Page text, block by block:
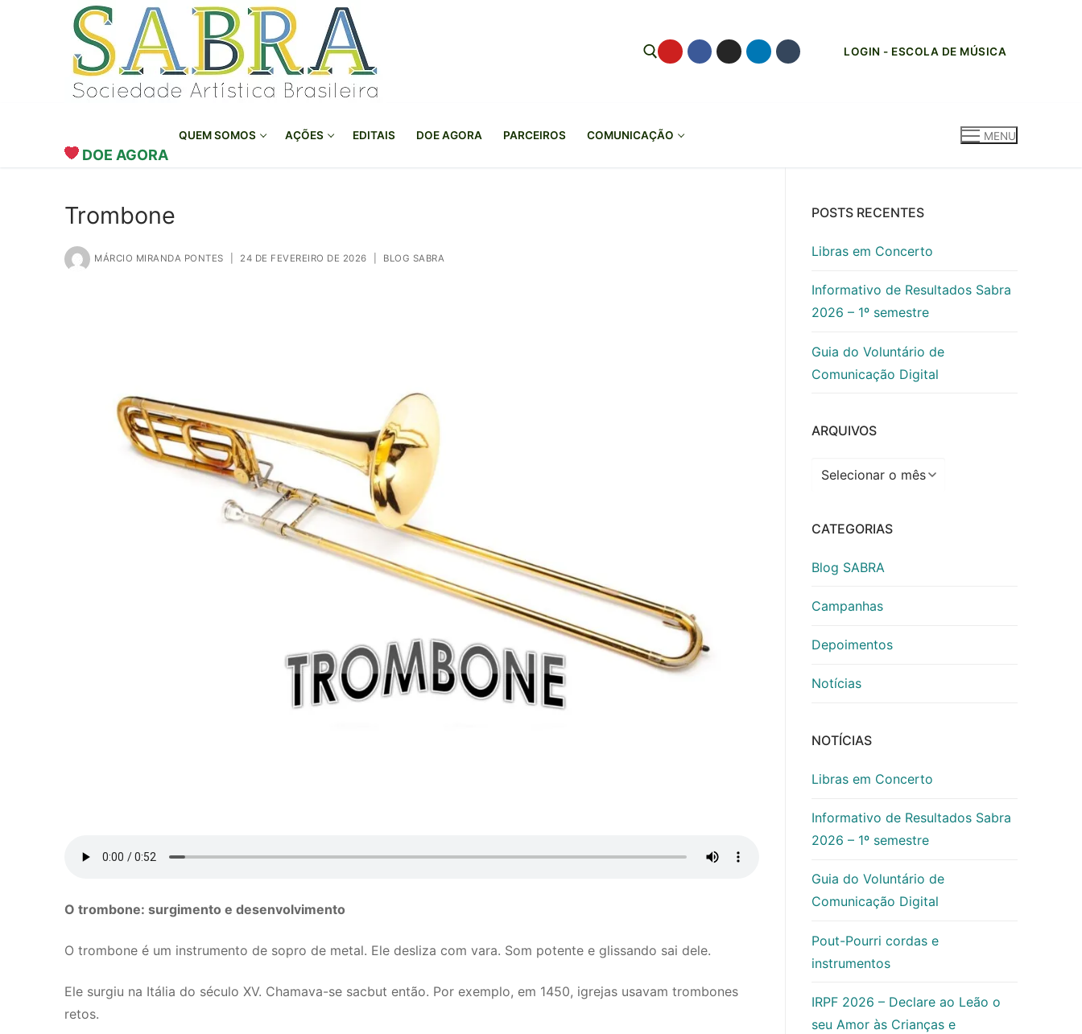
LOGIN - ESCOLA DE MÚSICA
DOE AGORA
QUEM SOMOS AÇÕES EDITAIS DOE AGORA PARCEIROS COMUNICAÇÃO MENU
Trombone
MÁRCIO MIRANDA PONTES 24 DE FEVEREIRO DE 2026 BLOG SABRA
O trombone: surgimento e desenvolvimento
O trombone é um instrumento de sopro de metal. Ele desliza com vara. Som potente e glissando sai dele.
Ele surgiu na Itália do século XV. Chamava-se sacbut então. Por exemplo, em 1450, igrejas usavam trombones
retos.
POSTS RECENTES
Libras em Concerto
Informativo de Resultados Sabra
2026 – 1º semestre
Guia do Voluntário de
Comunicação Digital
ARQUIVOS
Arquivos
CATEGORIAS
Blog SABRA
Campanhas
Depoimentos
Notícias
NOTÍCIAS
Libras em Concerto
Informativo de Resultados Sabra
2026 – 1º semestre
Guia do Voluntário de
Comunicação Digital
Pout-Pourri cordas e
instrumentos
IRPF 2026 – Declare ao Leão o
seu Amor às Crianças e